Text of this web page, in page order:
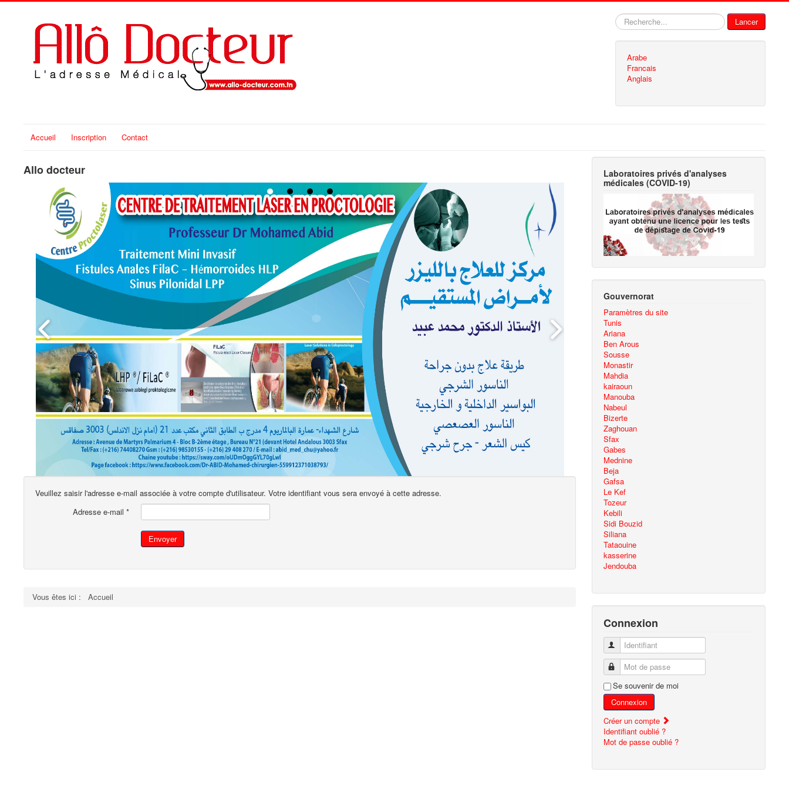
Rechercher Lancer
Arabe
Francais
Anglais
Accueil Inscription Contact
Allo docteur
Veuillez saisir l'adresse e-mail associée à votre compte d'utilisateur. Votre identifiant vous sera envoyé à cette adresse.
Adresse e-mail *
Envoyer
Vous êtes ici : Accueil
Laboratoires privés d'analyses
médicales (COVID-19)
Gouvernorat
Paramètres du site
Tunis
Ariana
Ben Arous
Sousse
Monastir
Mahdia
kairaoun
Manouba
Nabeul
Bizerte
Zaghouan
Sfax
Gabes
Mednine
Beja
Gafsa
Le Kef
Tozeur
Kebili
Sidi Bouzid
Siliana
Tataouine
kasserine
Jendouba
Connexion
Identifiant
Mot de passe
Se souvenir de moi
Connexion
Créer un compte
Identifiant oublié ?
Mot de passe oublié ?